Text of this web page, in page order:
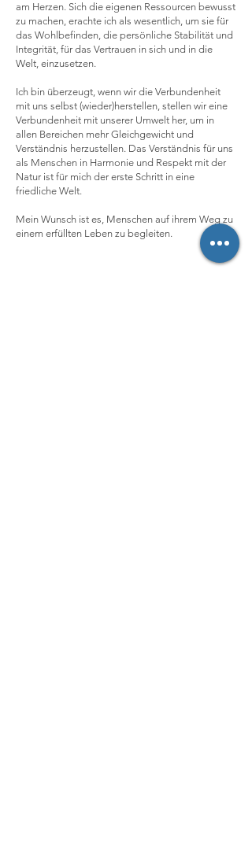
am Herzen. Sich die eigenen Ressourcen bewusst
zu machen, erachte ich als wesentlich, um sie für
das Wohlbefinden, die persönliche Stabilität und
Integrität, für das Vertrauen in sich und in die
Welt, einzusetzen.
Ich bin überzeugt, wenn wir die Verbundenheit
mit uns selbst (wieder)herstellen, stellen wir eine
Verbundenheit mit unserer Umwelt her, um in
allen Bereichen mehr Gleichgewicht und
Verständnis herzustellen. Das Verständnis für uns
als Menschen in Harmonie und Respekt mit der
Natur ist für mich der erste Schritt in eine
friedliche Welt.
Mein Wunsch ist es, Menschen auf ihrem Weg zu
einem erfüllten Leben zu begleiten.